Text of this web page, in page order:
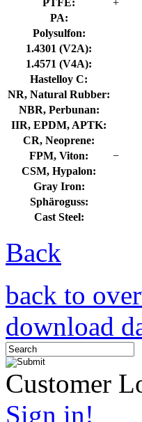
PA:
Polysulfon:
1.4301 (V2A):
1.4571 (V4A):
Hastelloy C:
NR, Natural Rubber:
NBR, Perbunan:
IIR, EPDM, APTK:
CR, Neoprene:
FPM, Viton:
−
CSM, Hypalon:
Gray Iron:
Sphäroguss:
Cast Steel:
Back
back to
download
Customer
Sign in!